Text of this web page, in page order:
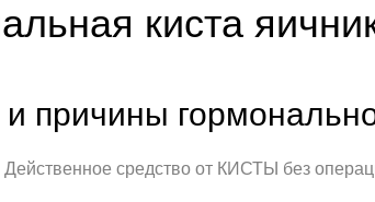
киста
причины
средство от КИСТЫ без